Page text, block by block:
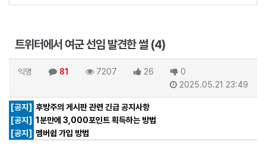
트위터에서 여군 선임 발견한 썰 (4)
익명 81 7207 26
0
2025.05.21 23:49
[공지] 후방주의 게시판 관련 긴급 공지사항
[공지] 1분만에 3,000포인트 획득하는 방법
[공지]
멤버쉽 가입 방법